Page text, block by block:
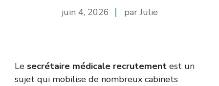
juin 4, 2026 par Julie
Le secrétaire médicale recrutement est un
sujet qui mobilise de nombreux cabinets